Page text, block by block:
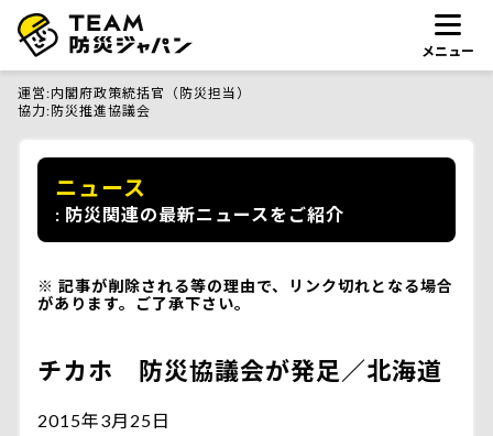
メニュー
運営 内閣府政策統括官（防災担当）
協力 防災推進協議会
ニュース
防災関連の最新ニュースをご紹介
記事が削除される等の理由で、リンク切れとなる場合
があります。ご了承下さい。
チカホ 防災協議会が発足／北海道
2015年3月25日